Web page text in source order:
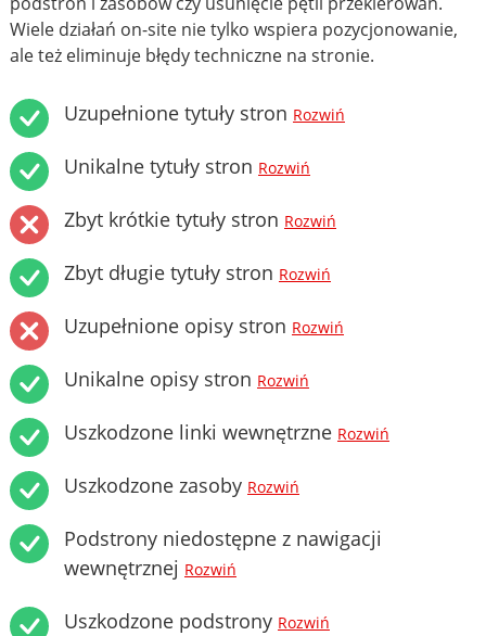
Wiele działań on-site nie tylko wspiera pozycjonowanie,
ale też eliminuje błędy techniczne na stronie.
Uzupełnione tytuły stron Rozwiń
Unikalne tytuły stron Rozwiń
Zbyt krótkie tytuły stron Rozwiń
Zbyt długie tytuły stron Rozwiń
Uzupełnione opisy stron Rozwiń
Unikalne opisy stron Rozwiń
Uszkodzone linki wewnętrzne Rozwiń
Uszkodzone zasoby Rozwiń
Podstrony niedostępne z nawigacji
wewnętrznej Rozwiń
Uszkodzone podstrony Rozwiń